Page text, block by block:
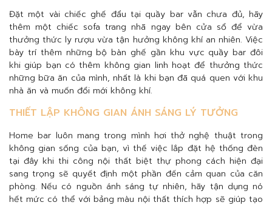
Đặt một vài chiếc ghế đẩu tại quầy bar vẫn chưa đủ, hãy
thêm một chiếc sofa trang nhã ngay bên cửa sổ để vừa
thưởng thức ly rượu vừa tận hưởng không khí an nhiên. Việc
bày trí thêm những bộ bàn ghế gần khu vực quầy bar đôi
khi giúp bạn có thêm không gian linh hoạt để thưởng thức
những bữa ăn của mình, nhất là khi bạn đã quá quen với khu
nhà ăn và muốn đổi mới không khí.
THIẾT LẬP KHÔNG GIAN ÁNH SÁNG LÝ TƯỞNG
Home bar luôn mang trong mình hơi thở nghệ thuật trong
không gian sống của bạn, vì thế việc lắp đặt hệ thống đèn
tại đây khi thi công nội thất biệt thự phong cách hiện đại
sang trọng sẽ quyết định một phần đến cảm quan của căn
phòng. Nếu có nguồn ánh sáng tự nhiên, hãy tận dụng nó
hết mức có thể với bảng màu nội thất thích hợp sẽ giúp tạo